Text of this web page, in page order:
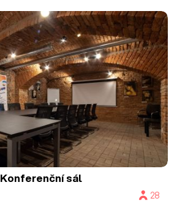
Konferenční sál
28